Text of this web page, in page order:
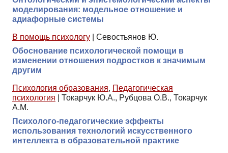
моделирования: модельное отношение и
адиафорные системы
В помощь психологу
Севостьянов Ю.
Обоснование психологической помощи в
изменении отношения подростков к значимым
другим
Психология образования, Педагогическая
психология
Токарчук Ю.А., Рубцова О.В., Токарчук
А.М.
Психолого-педагогические эффекты
использования технологий искусственного
интеллекта в образовательной практике